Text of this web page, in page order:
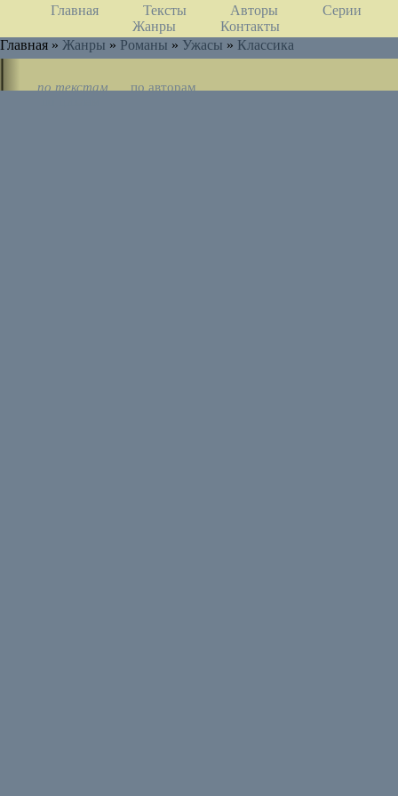
Главная Тексты Авторы
Серии
Жанры
Контакты
Главная » Жанры » Романы » Ужасы » Классика
по текстам
по авторам